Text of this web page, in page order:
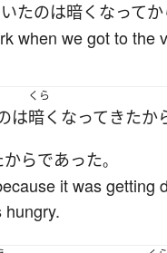
たのは暗く なってか
when we got to the
は
くら
暗く なって きたか
からであった。
it was getting
hungry.